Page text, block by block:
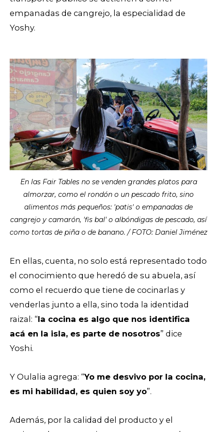
empanadas de cangrejo, la especialidad de
Yoshy.
En las Fair Tables no se venden grandes platos para
almorzar, como el rondón o un pescado frito, sino
alimentos más pequeños: 'patis' o empanadas de
cangrejo y camarón, 'fis bal' o albóndigas de pescado, así
como tortas de piña o de banano. / FOTO: Daniel Jiménez
En ellas, cuenta, no solo está representado todo
el conocimiento que heredó de su abuela, así
como el recuerdo que tiene de cocinarlas y
venderlas junto a ella, sino toda la identidad
raizal: “la cocina es algo que nos identifica
acá en la isla, es parte de nosotros” dice
Yoshi.
Y Oulalia agrega: “Yo me desvivo por la cocina,
es mi habilidad, es quien soy yo”.
Además, por la calidad del producto y el